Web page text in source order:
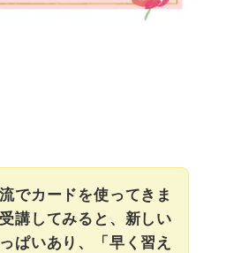
でカードを使ってきま
講してみると、新しい
ぱいあり、「早く習え